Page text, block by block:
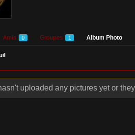
Amis 0 Groupes 1 Album Photo
uploaded any pictures yet or